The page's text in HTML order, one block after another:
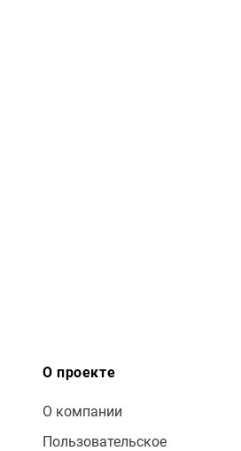
О проекте
О компании
Пользовательское